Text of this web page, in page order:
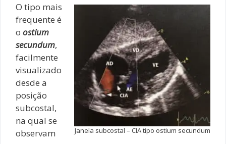
Janela subcostal – CIA tipo ostium secundum
O tipo mais
frequente é
o ostium
secundum,
facilmente
visualizado
desde a
posição
subcostal,
na qual se
observam